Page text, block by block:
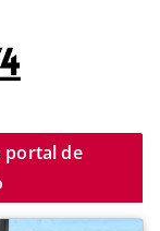
portal de